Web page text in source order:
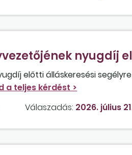
nyugdíj
előtti álláskeresési
nem éri el a minimálbér 30
Válaszadás: 2026. július